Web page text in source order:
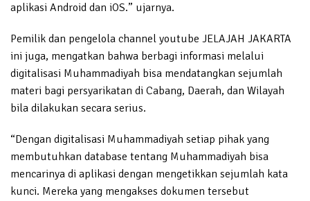
aplikasi Android dan iOS.” ujarnya.
Pemilik dan pengelola channel youtube JELAJAH JAKARTA
ini juga, mengatkan bahwa berbagi informasi melalui
digitalisasi Muhammadiyah bisa mendatangkan sejumlah
materi bagi persyarikatan di Cabang, Daerah, dan Wilayah
bila dilakukan secara serius.
“Dengan digitalisasi Muhammadiyah setiap pihak yang
membutuhkan database tentang Muhammadiyah bisa
mencarinya di aplikasi dengan mengetikkan sejumlah kata
kunci. Mereka yang mengakses dokumen tersebut